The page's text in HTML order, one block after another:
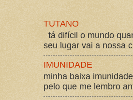
TUTANO
tá difícil o mundo
seu lugar vai a nossa
IMUNIDADE
minha baixa
pelo que me lembro